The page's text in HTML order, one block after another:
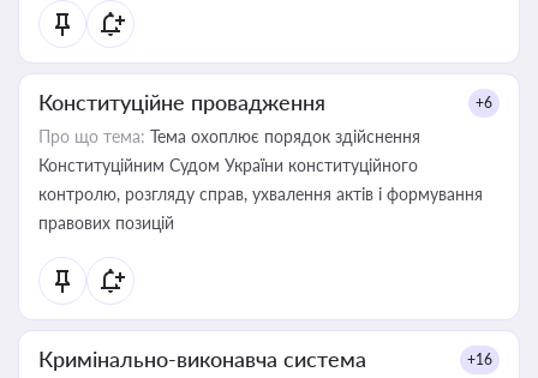
Конституційне провадження +6
Про що тема: Тема охоплює порядок здійснення
Конституційним Судом України конституційного
контролю, розгляду справ, ухвалення актів і формування
правових позицій
Кримінально-виконавча система +16